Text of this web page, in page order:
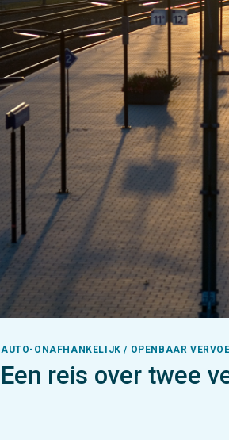
AUTO-ONAFHANKELIJK / OPENBAAR
Een reis over twee